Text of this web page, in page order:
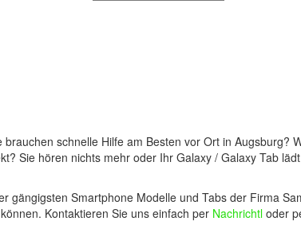
schnelle Hilfe am Besten vor Ort in Augsburg?
Sie hören nichts mehr oder Ihr Galaxy / Galaxy Tab
gängigsten Smartphone Modelle und Tabs der Firma
Kontaktieren Sie uns einfach per Nachrichtl oder